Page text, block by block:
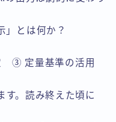
」とは何か？
③ 定量基準の活用
す。読み終えた頃に